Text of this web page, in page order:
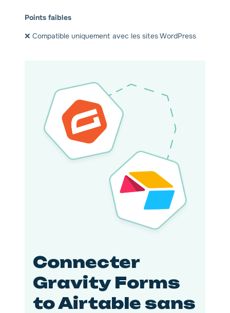
Points faibles
❌ Compatible uniquement avec les sites WordPress
Connecter
Gravity Forms
to Airtable sans